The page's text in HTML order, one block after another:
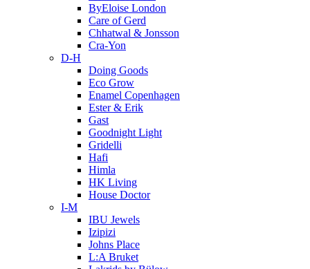
ByEloise London
Care of Gerd
Chhatwal & Jonsson
Cra-Yon
D-H
Doing Goods
Eco Grow
Enamel Copenhagen
Ester & Erik
Gast
Goodnight Light
Gridelli
Hafi
Himla
HK Living
House Doctor
I-M
IBU Jewels
Izipizi
Johns Place
L:A Bruket